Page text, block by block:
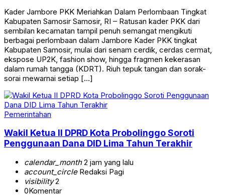
Kader Jambore PKK Meriahkan Dalam Perlombaan Tingkat
Kabupaten Samosir Samosir, RI – Ratusan kader PKK dari
sembilan kecamatan tampil penuh semangat mengikuti
berbagai perlombaan dalam Jambore Kader PKK tingkat
Kabupaten Samosir, mulai dari senam cerdik, cerdas cermat,
ekspose UP2K, fashion show, hingga fragmen kekerasan
dalam rumah tangga (KDRT). Riuh tepuk tangan dan sorak-
sorai mewarnai setiap […]
Pemerintahan
Wakil Ketua II DPRD Kota Probolinggo Soroti
Penggunaan Dana DID Lima Tahun Terakhir
calendar_month2 jam yang lalu
account_circleRedaksi Pagi
visibility2
0Komentar